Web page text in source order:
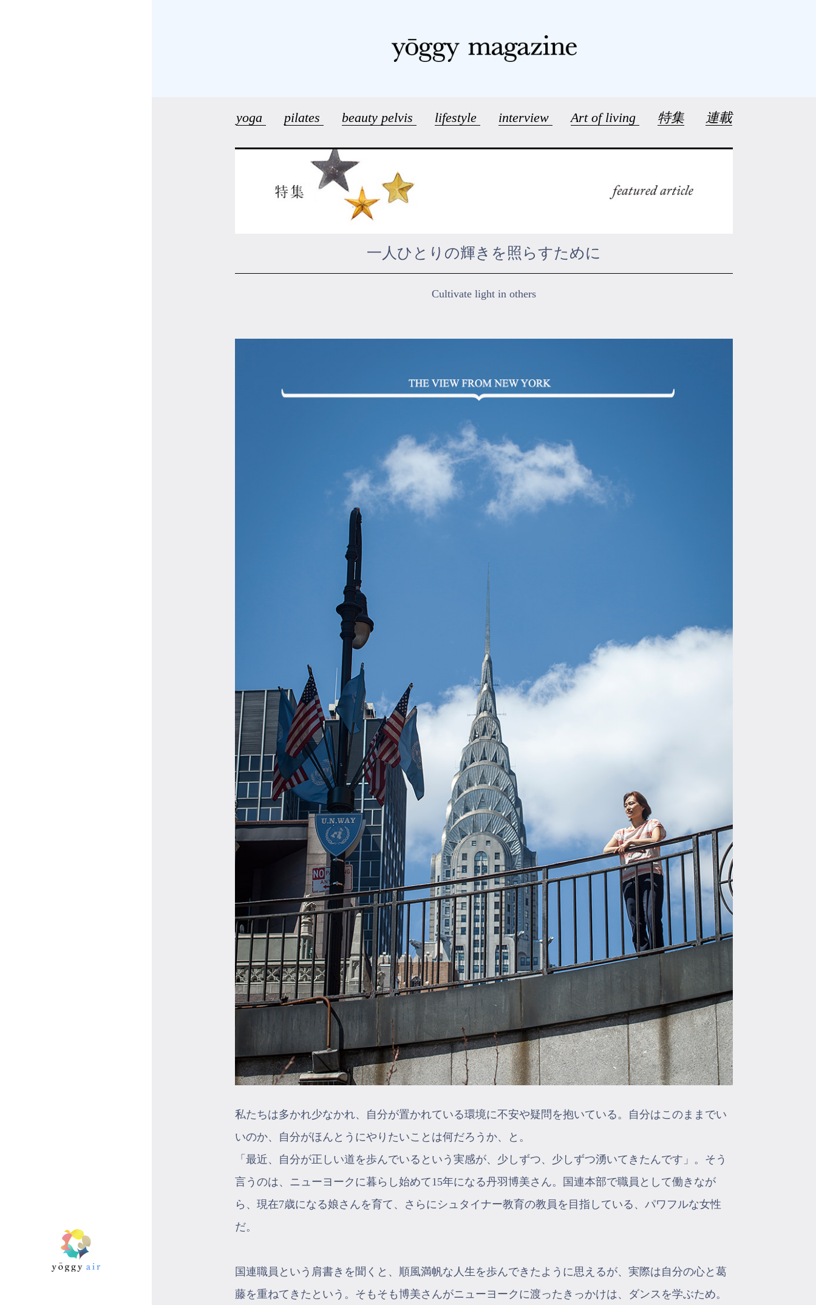
yoga pilates beauty pelvis lifestyle interview Art of living 特集 連載
一人ひとりの輝きを照らすために
Cultivate light in others
私たちは多かれ少なかれ、自分が置かれている環境に不安や疑問を抱いている。自分はこのままでい
いのか、自分がほんとうにやりたいことは何だろうか、と。
「最近、自分が正しい道を歩んでいるという実感が、少しずつ、少しずつ湧いてきたんです」。そう
言うのは、ニューヨークに暮らし始めて15年になる丹羽博美さん。国連本部で職員として働きなが
ら、現在7歳になる娘さんを育て、さらにシュタイナー教育の教員を目指している、パワフルな女性
だ。
国連職員という肩書きを聞くと、順風満帆な人生を歩んできたように思えるが、実際は自分の心と葛
藤を重ねてきたという。そもそも博美さんがニューヨークに渡ったきっかけは、ダンスを学ぶため。